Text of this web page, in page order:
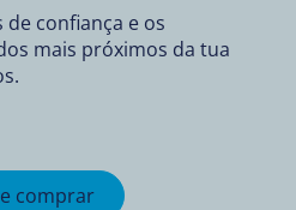
de confiança e os
mais próximos da tua
comprar